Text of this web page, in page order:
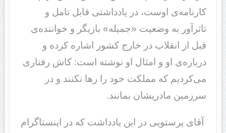
کارنامه‌ی اوست، در یادداشتی قابل تامل و
تاثرآور به وضعیت «جمیله» بازیگر و خواننده‌ی
قبل از انقلاب در خارج کشور اشاره کرده و
درباره‌ی او و امثال او نوشته است: کاش رفتاری
می‌کردیم که مملکت خود را رها نکنند و در
سرزمین مادریشان بمانند.
آقای پرستویی در این یادداشت که در اینستاگرام